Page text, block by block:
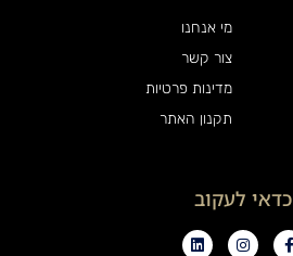
מי אנחנו
צור קשר
מדינות פרטיות
תקנון האתר
כדאי לעקוב